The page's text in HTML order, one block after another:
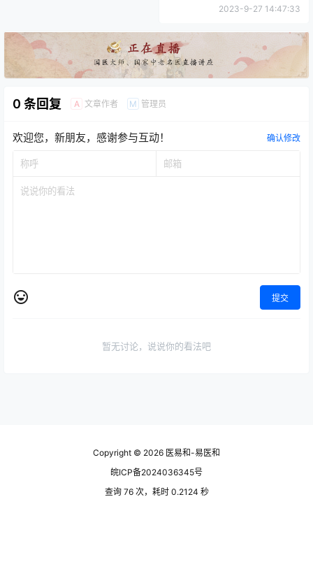
2023-9-27 14:47:33
0 条回复 A 文章作者 M 管理员
欢迎您，新朋友，感谢参与互动！ 确认修改
提交
暂无讨论，说说你的看法吧
Copyright © 2026 医易和-易医和
皖ICP备2024036345号
查询 76 次，耗时 0.2124 秒